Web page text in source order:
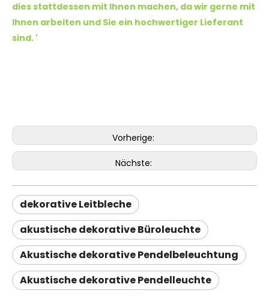
dies stattdessen mit Ihnen machen, da wir gerne mit
Ihnen arbeiten und Sie ein hochwertiger Lieferant
sind. '
Vorherige:
Nächste:
dekorative Leitbleche
akustische dekorative Büroleuchte
Akustische dekorative Pendelbeleuchtung
Akustische dekorative Pendelleuchte